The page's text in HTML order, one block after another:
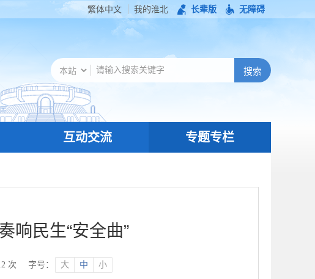
繁体中文 我的淮北 长辈版 无障碍
互动交流 专题专栏
响民生“安全曲”
次 字号： 大 中 小